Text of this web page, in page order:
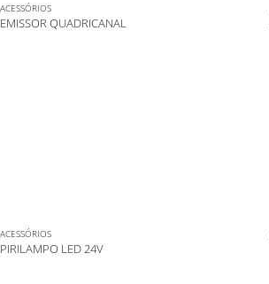
ACESSÓRIOS
EMISSOR QUADRICANAL
ACESSÓRIOS
PIRILAMPO LED 24V